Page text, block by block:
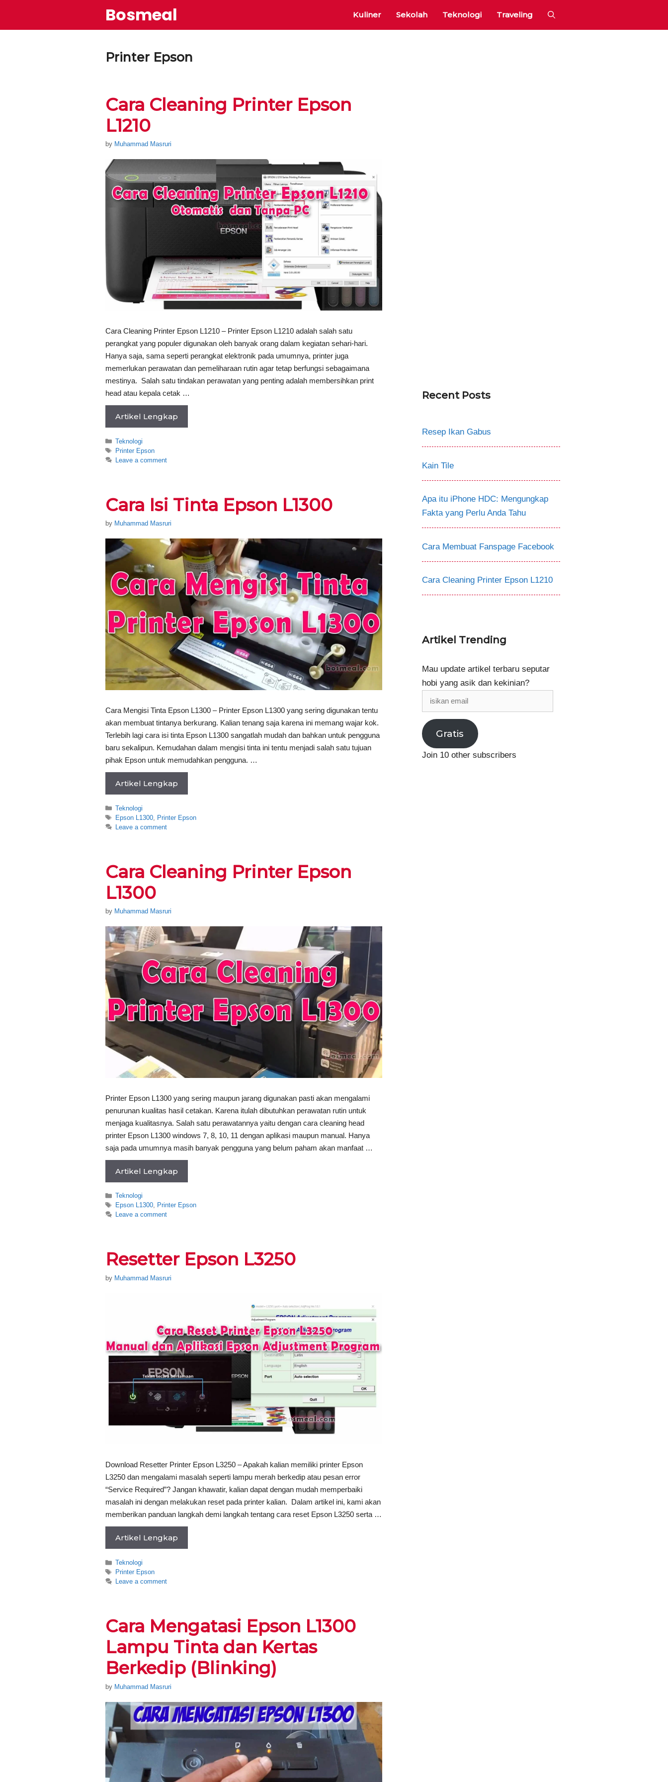
content
Bosmeal Kuliner Sekolah Teknologi Traveling
Printer Epson
Cara Cleaning Printer Epson
L1210
by Muhammad Masruri
Cara Cleaning Printer Epson L1210 – Printer Epson L1210 adalah salah satu
perangkat yang populer digunakan oleh banyak orang dalam kegiatan sehari-hari.
Hanya saja, sama seperti perangkat elektronik pada umumnya, printer juga
memerlukan perawatan dan pemeliharaan rutin agar tetap berfungsi sebagaimana
mestinya. Salah satu tindakan perawatan yang penting adalah membersihkan print
head atau kepala cetak …
Artikel Lengkap
Categories
Teknologi
Tags
Printer Epson
Leave a comment
Cara Isi Tinta Epson L1300
by Muhammad Masruri
Cara Mengisi Tinta Epson L1300 – Printer Epson L1300 yang sering digunakan tentu
akan membuat tintanya berkurang. Kalian tenang saja karena ini memang wajar kok.
Terlebih lagi cara isi tinta Epson L1300 sangatlah mudah dan bahkan untuk pengguna
baru sekalipun. Kemudahan dalam mengisi tinta ini tentu menjadi salah satu tujuan
pihak Epson untuk memudahkan pengguna. …
Artikel Lengkap
Categories
Teknologi
Tags
Epson L1300 Printer Epson
Leave a comment
Cara Cleaning Printer Epson
L1300
by Muhammad Masruri
Printer Epson L1300 yang sering maupun jarang digunakan pasti akan mengalami
penurunan kualitas hasil cetakan. Karena itulah dibutuhkan perawatan rutin untuk
menjaga kualitasnya. Salah satu perawatannya yaitu dengan cara cleaning head
printer Epson L1300 windows 7, 8, 10, 11 dengan aplikasi maupun manual. Hanya
saja pada umumnya masih banyak pengguna yang belum paham akan manfaat …
Artikel Lengkap
Categories
Teknologi
Tags
Epson L1300, Printer Epson
Leave a comment
Resetter Epson L3250
by Muhammad Masruri
Download Resetter Printer Epson L3250 – Apakah kalian memiliki printer Epson
L3250 dan mengalami masalah seperti lampu merah berkedip atau pesan error
“Service Required”? Jangan khawatir, kalian dapat dengan mudah memperbaiki
masalah ini dengan melakukan reset pada printer kalian. Dalam artikel ini, kami akan
memberikan panduan langkah demi langkah tentang cara reset Epson L3250 serta …
Artikel Lengkap
Categories
Teknologi
Tags
Printer Epson
Leave a comment
Cara Mengatasi Epson L1300
Lampu Tinta dan Kertas
Berkedip (Blinking)
by Muhammad Masruri
Recent Posts
Resep Ikan Gabus
Kain Tile
Apa itu iPhone HDC: Mengungkap
Fakta yang Perlu Anda Tahu
Cara Membuat Fanspage Facebook
Cara Cleaning Printer Epson L1210
Artikel Trending
Mau update artikel terbaru seputar
hobi yang asik dan kekinian?
isikan
email
Gratis
Join 10 other subscribers